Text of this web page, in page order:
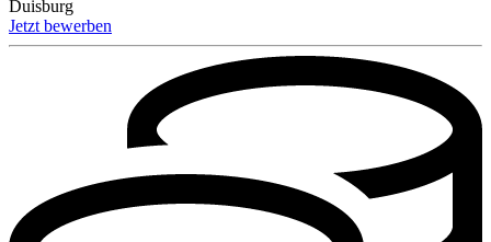
Duisburg
Jetzt bewerben